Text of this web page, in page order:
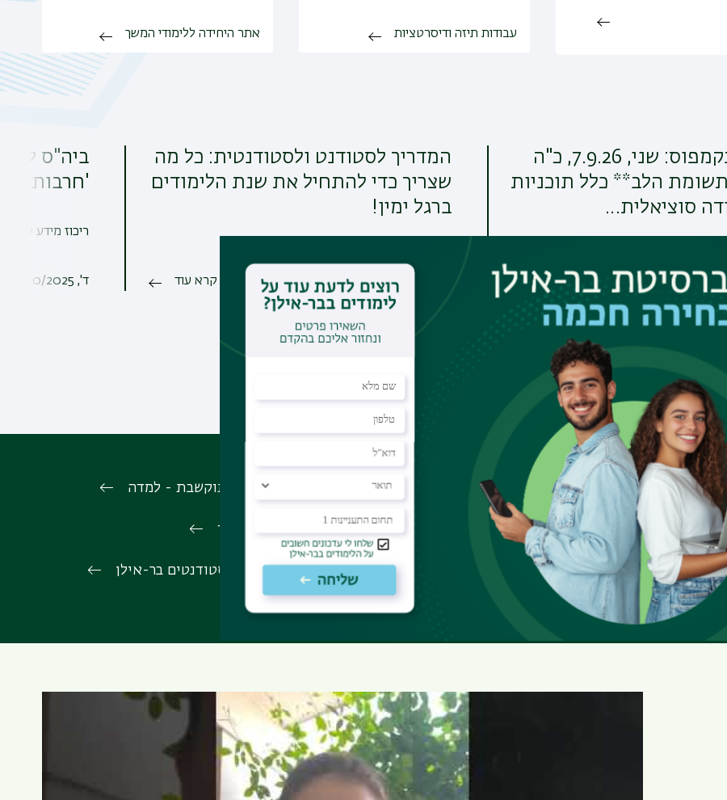
עבודות תיזה ודיסרטציות אתר היחידה ללימודי המשך
יום פתוח בקמפוס: שני, 7.9.26, כ"ה
הלב** כלל תוכניות
סוציאלית…
קרא עוד
המדריך לסטודנט ולסטודנטית: כל מה
שצריך כדי להתחיל את שנת הלימודים
ברגל ימין!
קרא עוד
ביה"ס
'חרבות
ריכוז מידע על
ד', 22/10/2025 - 12:50
לכל ההודעות
איגוד העובדים הסוציאליים למידה מתוקשבת - למדה
- אינבר לוח זמנים אקדמי שכר לימוד
בקמפוס אתר הספריה למדעי החברה אגודת הסטודנטים בר-אילן